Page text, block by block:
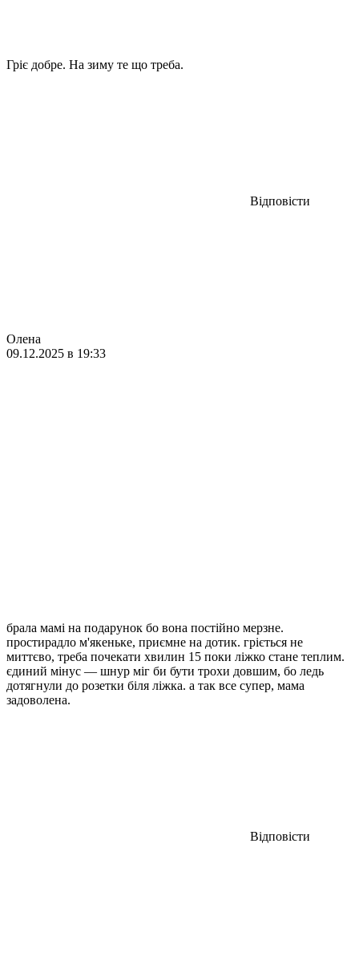
Гріє добре. На зиму те що треба.
Відповісти
Олена
09.12.2025 в 19:33
брала мамі на подарунок бо вона постійно мерзне.
простирадло м'якеньке, приємне на дотик. гріється не
миттєво, треба почекати хвилин 15 поки ліжко стане теплим.
єдиний мінус — шнур міг би бути трохи довшим, бо ледь
дотягнули до розетки біля ліжка. а так все супер, мама
задоволена.
Відповісти